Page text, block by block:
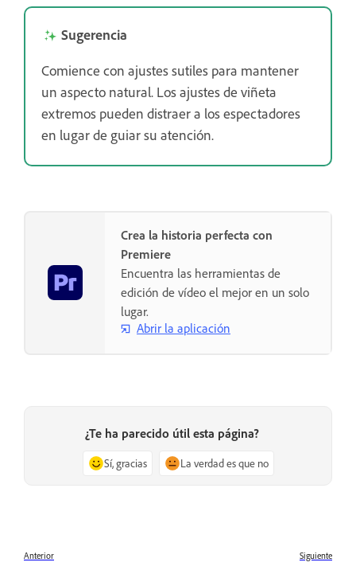
Sugerencia
Comience con ajustes sutiles para mantener
un aspecto natural. Los ajustes de viñeta
extremos pueden distraer a los espectadores
en lugar de guiar su atención.
Crea la historia perfecta con
Premiere
Encuentra las herramientas de
edición de vídeo el mejor en un solo
lugar.
Abrir la aplicación
¿Te ha parecido útil esta página?
Sí, gracias La verdad es que no
Anterior Siguiente